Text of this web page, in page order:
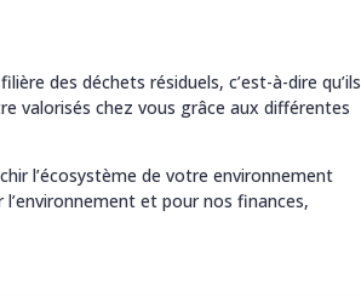
des déchets résiduels, c’est-à-dire qu’ils
valorisés chez vous grâce aux différentes
l’écosystème de votre environnement
et pour nos finances,